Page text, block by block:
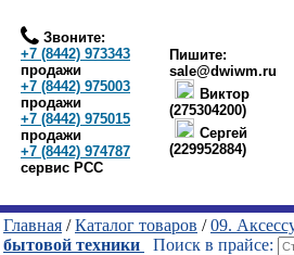
Звоните:
+7 (8442) 973343
продажи
+7 (8442) 975003
продажи
+7 (8442) 975015
продажи
+7 (8442) 974787
сервис РСС
Пишите:
sale@dwiwm.ru
Виктор
(275304200)
Сергей
(229952884)
Главная /Каталог товаров /09.
бытовой техники
Поиск в прайсе: